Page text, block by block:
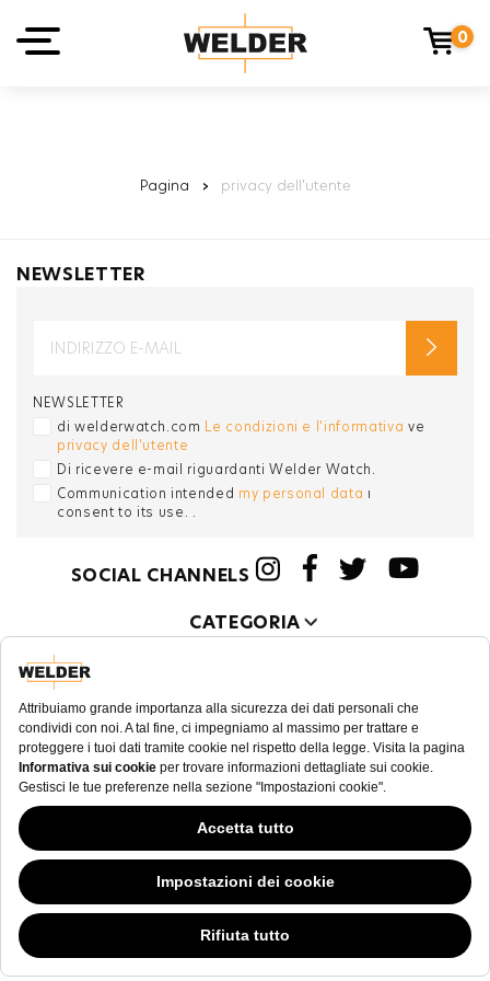
0
Pagina › privacy dell'utente
NEWSLETTER
NEWSLETTER
di welderwatch.com Le condizioni e l'informativa ve
privacy dell'utente
Di ricevere e-mail riguardanti Welder Watch.
Communication intended my personal data ı
consent to its use. .
SOCIAL CHANNELS
CATEGORIA
ALTRO
© WELDER. All Rights Reserved.
Le condizioni e l'informativa | privacy dell'utente
Questo sito Web ha continuato la sua fase di sviluppo mentre i governi si
sono dimostrati volubili in merito ai cookie; nonostante odiamo la "cookie
law (legge sui cookie)”, siamo tenuti a sottostare all'attuale tipologia di
normativa. Sentitevi liberi di continuare ad esplorare il nostro sito, e facendo
ciò consentite l'utilizzo di cookie da parte nostra. Nel caso vi stiate
domandando in cosa consiste tutto questo chiasso sui cookie,cliccate qui.